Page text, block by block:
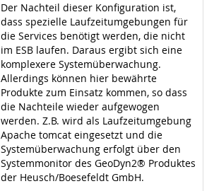
Der Nachteil dieser Konfiguration ist,
dass spezielle Laufzeitumgebungen für
die Services benötigt werden, die nicht
im ESB laufen. Daraus ergibt sich eine
komplexere Systemüberwachung.
Allerdings können hier bewährte
Produkte zum Einsatz kommen, so dass
die Nachteile wieder aufgewogen
werden. Z.B. wird als Laufzeitumgebung
Apache tomcat eingesetzt und die
Systemüberwachung erfolgt über den
Systemmonitor des GeoDyn2® Produktes
der Heusch/Boesefeldt GmbH.